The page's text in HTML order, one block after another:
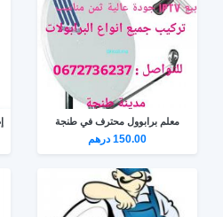
معلم برابوول محترف في طنجة
150.00 درهم